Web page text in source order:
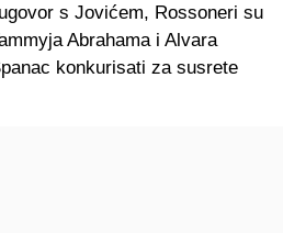
s Jovićem, Rossoneri su
Abrahama i Alvara
konkurisati za susrete